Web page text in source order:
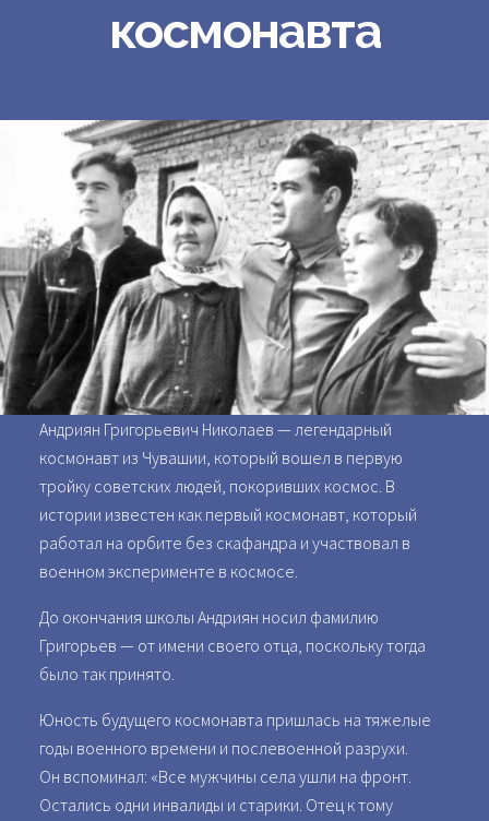
космонавта
Андриян Григорьевич Николаев — легендарный
космонавт из Чувашии, который вошел в первую
тройку советских людей, покоривших космос. В
истории известен как первый космонавт, который
работал на орбите без скафандра и участвовал в
военном эксперименте в космосе.
До окончания школы Андриян носил фамилию
Григорьев — от имени своего отца, поскольку тогда
было так принято.
Юность будущего космонавта пришлась на тяжелые
годы военного времени и послевоенной разрухи.
Он вспоминал: «Все мужчины села ушли на фронт.
Остались одни инвалиды и старики. Отец к тому